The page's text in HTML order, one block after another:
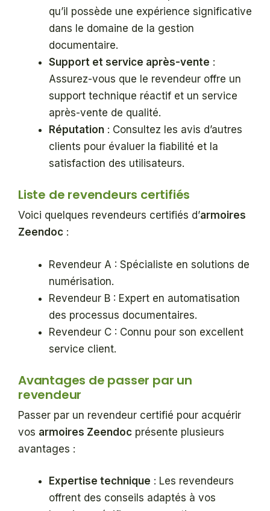
qu’il possède une expérience significative
dans le domaine de la gestion
documentaire.
Support et service après-vente :
Assurez-vous que le revendeur offre un
support technique réactif et un service
après-vente de qualité.
Réputation : Consultez les avis d’autres
clients pour évaluer la fiabilité et la
satisfaction des utilisateurs.
Liste de revendeurs certifiés
Voici quelques revendeurs certifiés d’armoires
Zeendoc :
Revendeur A : Spécialiste en solutions de
numérisation.
Revendeur B : Expert en automatisation
des processus documentaires.
Revendeur C : Connu pour son excellent
service client.
Avantages de passer par un
revendeur
Passer par un revendeur certifié pour acquérir
vos armoires Zeendoc présente plusieurs
avantages :
Expertise technique : Les revendeurs
offrent des conseils adaptés à vos